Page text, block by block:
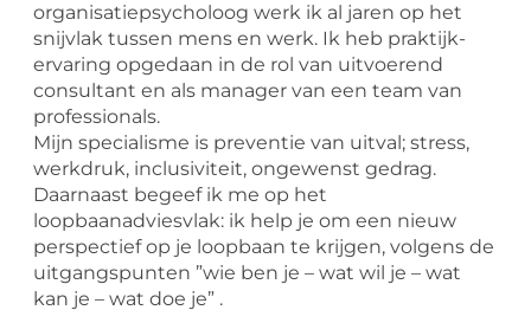
organisatiepsycholoog werk ik al jaren op het
snijvlak tussen mens en werk. Ik heb praktijk-
ervaring opgedaan in de rol van uitvoerend
consultant en als manager van een team van
professionals.
Mijn specialisme is preventie van uitval; stress,
werkdruk, inclusiviteit, ongewenst gedrag.
Daarnaast begeef ik me op het
loopbaanadviesvlak: ik help je om een nieuw
perspectief op je loopbaan te krijgen, volgens de
uitgangspunten ”wie ben je – wat wil je – wat
kan je – wat doe je” .